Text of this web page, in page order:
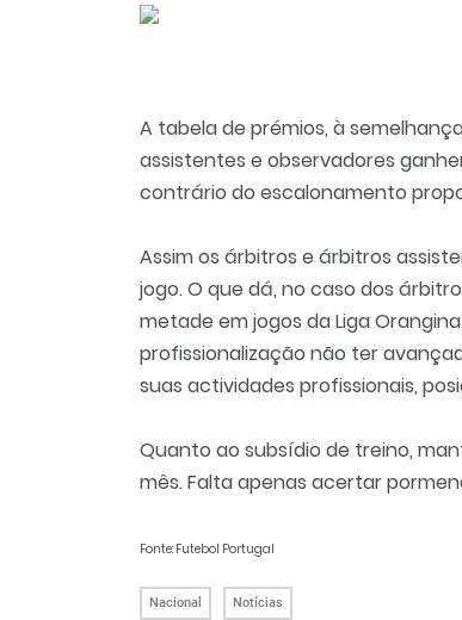
A tabela de prémios, à
assistentes e observadores
contrário do escalonamento
Assim os árbitros e árbitros
jogo. O que dá, no caso dos
metade em jogos da Liga
profissionalização não ter
suas actividades profissionais,
Quanto ao subsídio de treino,
mês. Falta apenas acertar
Fonte: Futebol Portugal
Nacional Notícias